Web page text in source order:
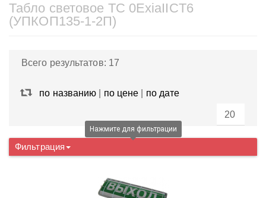
Табло световое ТС 0ExiaIICT6
(УПКОП135-1-2П)
Всего результатов: 17
по названию по цене по дате
Фильтрация
Нажмите для фильтрации